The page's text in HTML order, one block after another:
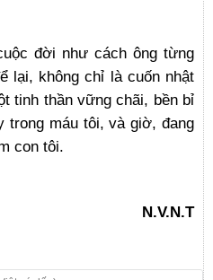
đời như cách ông từng
lại, không chỉ là cuốn nhật
tinh thần vững chãi, bền bỉ
trong máu tôi, và giờ, đang
con tôi.
N.V.N.T